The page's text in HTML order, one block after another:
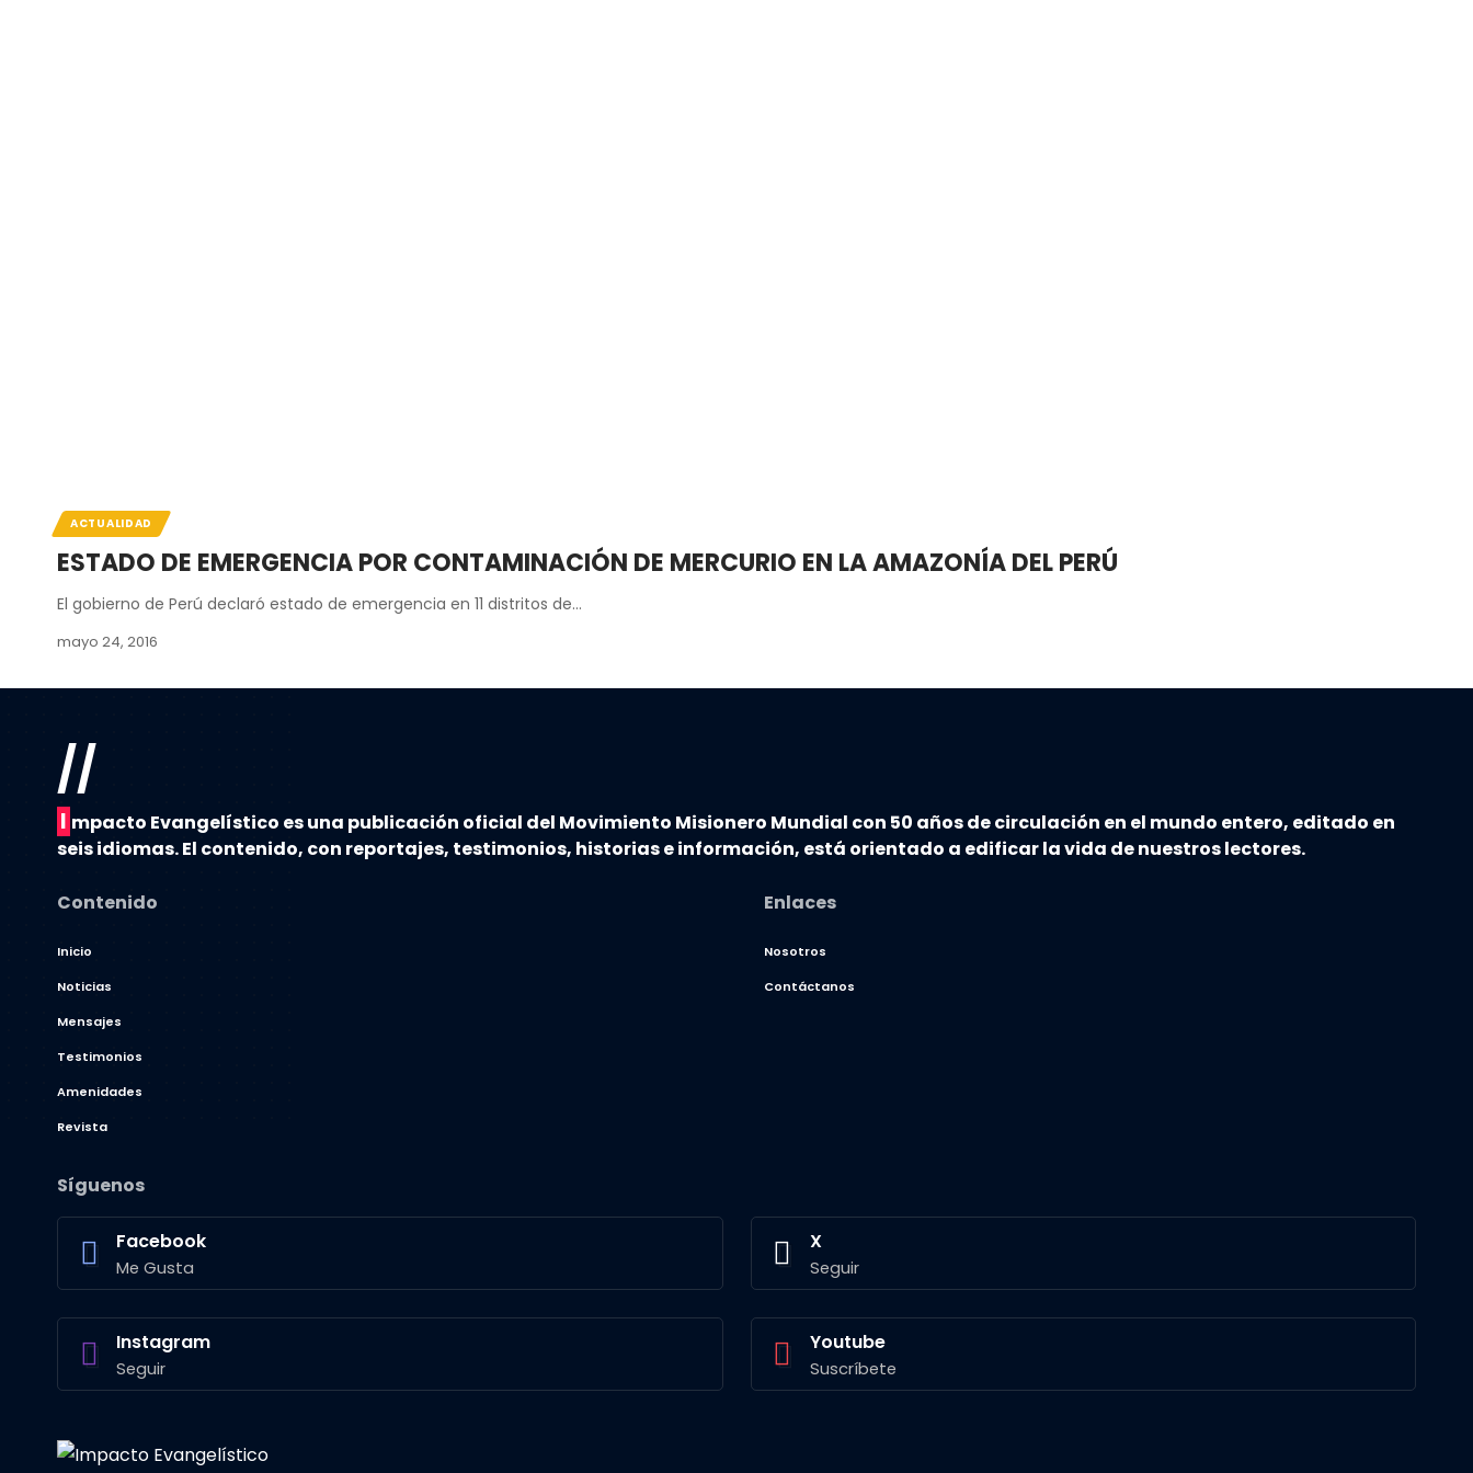
ACTUALIDAD
ESTADO DE EMERGENCIA POR CONTAMINACIÓN DE MERCURIO EN LA AMAZONÍA DEL PERÚ
El gobierno de Perú declaró estado de emergencia en 11 distritos de…
mayo 24, 2016
//
I mpacto Evangelístico es una publicación oficial del Movimiento Misionero Mundial con 50 años de circulación en el mundo entero, editado en
seis idiomas. El contenido, con reportajes, testimonios, historias e información, está orientado a edificar la vida de nuestros lectores.
Contenido
Inicio
Noticias
Mensajes
Testimonios
Amenidades
Revista
Enlaces
Nosotros
Contáctanos
Síguenos
Facebook
Me Gusta
X
Seguir
Instagram
Seguir
Youtube
Suscríbete